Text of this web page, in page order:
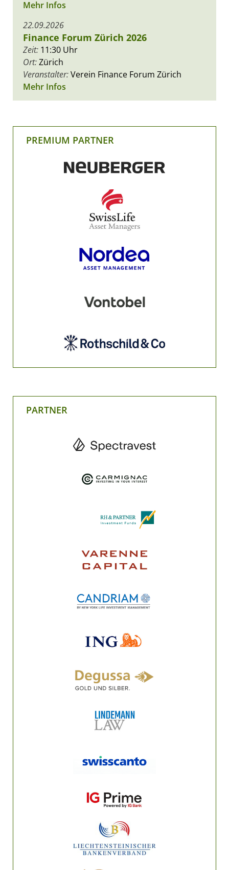
Mehr Infos
22.09.2026
Finance Forum Zürich 2026
Zeit: 11:30 Uhr
Ort:Zürich
Veranstalter:Verein Finance Forum Zürich
Mehr Infos
PREMIUM PARTNER
PARTNER